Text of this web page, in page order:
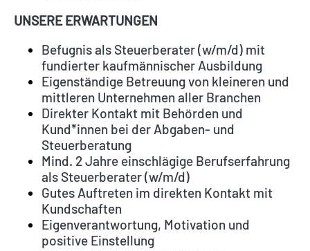
UNSERE ERWARTUNGEN
Befugnis als Steuerberater (w/m/d) mit
fundierter kaufmännischer Ausbildung
Eigenständige Betreuung von kleineren und
mittleren Unternehmen aller Branchen
Direkter Kontakt mit Behörden und
Kund*innen bei der Abgaben- und
Steuerberatung
Mind. 2 Jahre einschlägige Berufserfahrung
als Steuerberater (w/m/d)
Gutes Auftreten im direkten Kontakt mit
Kundschaften
Eigenverantwortung, Motivation und
positive Einstellung